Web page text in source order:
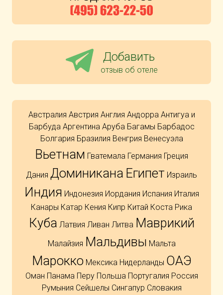
Добавить
отзыв об отеле
Австралия Австрия Англия Андорра Антигуа и
Барбуда Аргентина Аруба Багамы Барбадос
Болгария Бразилия Венгрия Венесуэла
Вьетнам Гватемала Германия Греция
Дания Доминикана Египет Израиль
Индия Индонезия Иордания Испания Италия
Канары Катар Кения Кипр Китай Коста Рика
Куба Латвия Ливан Литва Маврикий
Малайзия Мальдивы Мальта
Марокко Мексика Нидерланды ОАЭ
Оман Панама Перу Польша Португалия Россия
Румыния Сейшелы Сингапур Словакия